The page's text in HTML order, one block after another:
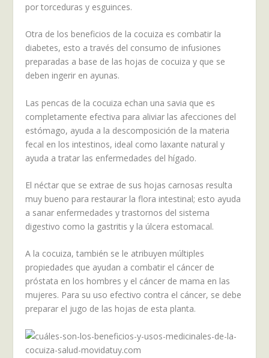
por torceduras y esguinces.
Otra de los beneficios de la cocuiza es combatir la
diabetes, esto a través del consumo de infusiones
preparadas a base de las hojas de cocuiza y que se
deben ingerir en ayunas.
Las pencas de la cocuiza echan una savia que es
completamente efectiva para aliviar las afecciones del
estómago, ayuda a la descomposición de la materia
fecal en los intestinos, ideal como laxante natural y
ayuda a tratar las enfermedades del hígado.
El néctar que se extrae de sus hojas carnosas resulta
muy bueno para restaurar la flora intestinal; esto ayuda
a sanar enfermedades y trastornos del sistema
digestivo como la gastritis y la úlcera estomacal.
A la cocuiza, también se le atribuyen múltiples
propiedades que ayudan a combatir el cáncer de
próstata en los hombres y el cáncer de mama en las
mujeres. Para su uso efectivo contra el cáncer, se debe
preparar el jugo de las hojas de esta planta.